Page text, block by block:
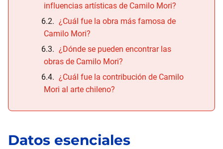
influencias artísticas de Camilo Mori?
¿Cuál fue la obra más famosa de
Camilo Mori?
¿Dónde se pueden encontrar las
obras de Camilo Mori?
¿Cuál fue la contribución de Camilo
Mori al arte chileno?
Datos esenciales